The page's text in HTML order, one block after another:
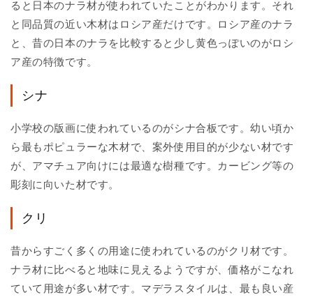
ると日本のナラ材が使われていたことがわかります。それ
と同品質の近い木材はロシア産だけです。ロシア産のナラ
と、昔の日本のナラを比較すると少し黄色っぽいのがロシ
ア産の特徴です。
シナ
小学校の版画に使われているのがシナ合板です。幼い頃か
ら最もポピュラーな木材で、案外使用目的が少ない材です
が、アマチュア向けには最適な樹種です。カービング等の
彫刻に向いた材です。
クリ
昔からすごく多くの用途に使われているのがクリ材です。
ナラ材に比べると地味に見えるようですが、価格がこなれ
ていて用途が多い材です。マデラスタイルは、最も良い産